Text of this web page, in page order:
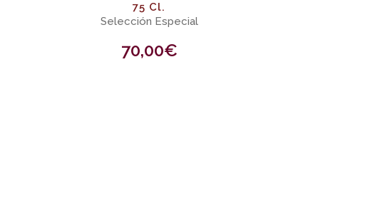
75 Cl.
Selección Especial
70,00€